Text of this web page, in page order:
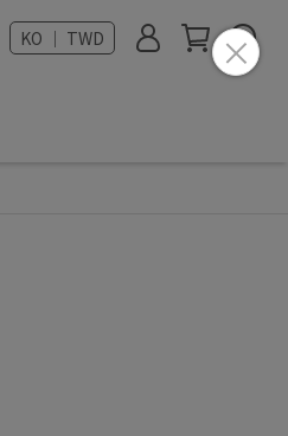
KO ｜ TWD